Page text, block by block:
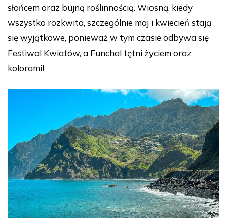
słońcem oraz bujną roślinnością. Wiosną, kiedy
wszystko rozkwita, szczególnie maj i kwiecień stają
się wyjątkowe, ponieważ w tym czasie odbywa się
Festiwal Kwiatów, a Funchal tętni życiem oraz
kolorami!